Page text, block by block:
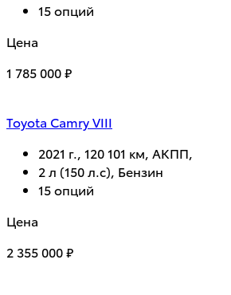
15 опций
Цена
1 785 000 ₽
Toyota Camry VIII
2021 г., 120 101 км, АКПП,
2 л (150 л.с), Бензин
15 опций
Цена
2 355 000 ₽